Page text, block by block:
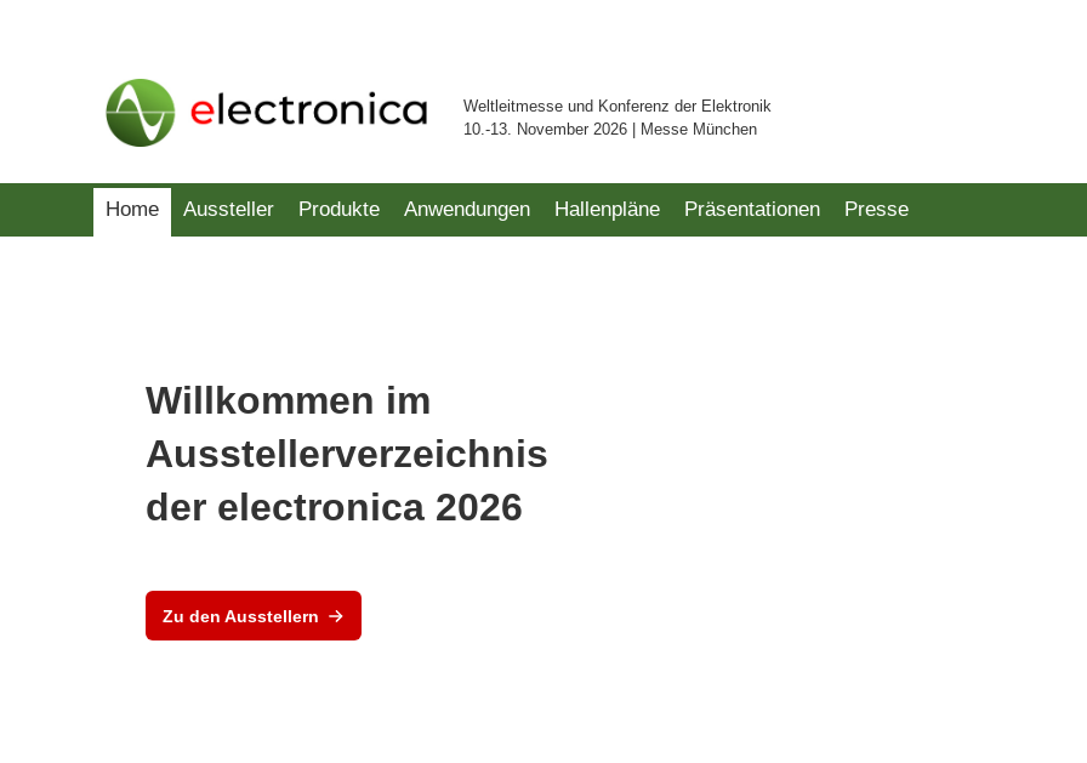
Weltleitmesse und Konferenz der Elektronik
10.-13. November 2026 | Messe München
Home Aussteller Produkte Anwendungen Hallenpläne Präsentationen Presse
Willkommen im
Ausstellerverzeichnis
der electronica 2026
Zu den Ausstellern